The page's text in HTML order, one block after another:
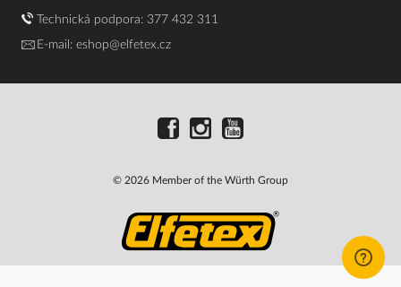
Technická podpora: 377 432 311
E-mail: eshop@elfetex.cz
© 2026 Member of the Würth Group